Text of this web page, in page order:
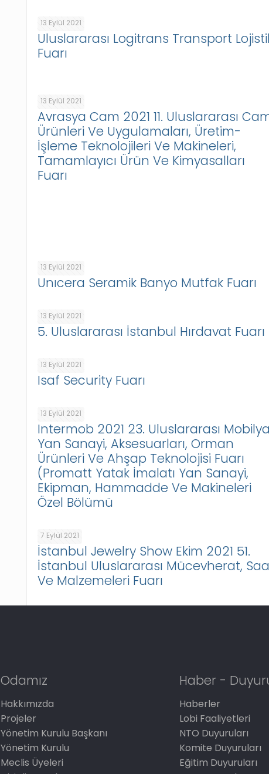
13 Eylül 2021
Uluslararası Logitrans Transport
Fuarı
13 Eylül 2021
Avrasya Cam 2021 11. Uluslararası
Ürünleri Ve Uygulamaları, Üretim-
İşleme Teknolojileri Ve Makineleri,
Tamamlayıcı Ürün Ve Kimyasalları
Fuarı
13 Eylül 2021
Unıcera Seramik Banyo Mutfak Fuarı
13 Eylül 2021
5. Uluslararası İstanbul Hırdavat Fuarı
13 Eylül 2021
Isaf Security Fuarı
13 Eylül 2021
Intermob 2021 23. Uluslararası Mobilya
Yan Sanayi, Aksesuarları, Orman
Ürünleri Ve Ahşap Teknolojisi Fuarı
(Promatt Yatak İmalatı Yan Sanayi,
Ekipman, Hammadde Ve Makineleri
Özel Bölümü
7 Eylül 2021
İstanbul Jewelry Show Ekim 2021 51.
İstanbul Uluslararası Mücevherat,
Ve Malzemeleri Fuarı
Odamız
Hakkımızda
Projeler
Yönetim Kurulu Başkanı
Yönetim Kurulu
Meclis Üyeleri
Haber -
Haberler
Lobi Faaliyetleri
NTO Duyuruları
Komite Duyuruları
Eğitim Duyuruları